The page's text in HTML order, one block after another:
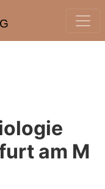
am M